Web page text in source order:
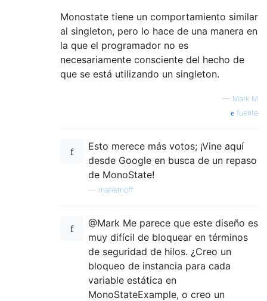
Monostate tiene un comportamiento similar
al singleton, pero lo hace de una manera en
la que el programador no es
necesariamente consciente del hecho de
que se está utilizando un singleton.
— Mark M
fuente
Esto merece más votos; ¡Vine aquí
desde Google en busca de un repaso
de MonoState!
mahemoff
@Mark Me parece que este diseño es
muy difícil de bloquear en términos
de seguridad de hilos. ¿Creo un
bloqueo de instancia para cada
variable estática en
MonoStateExample, o creo un